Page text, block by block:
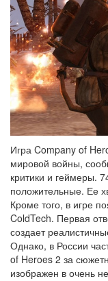
Игра Company of
мировой войны,
критики и геймеры.
положительные. Ее
Кроме того, в игре
ColdTech. Первая
создает
Однако, в России
of Heroes 2 за
изображен в очень